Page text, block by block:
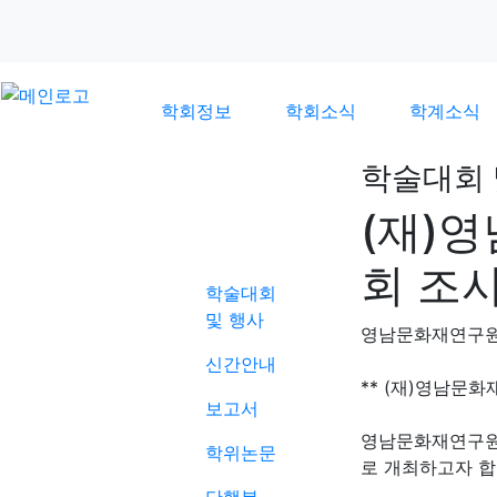
학회정보 학회소식 학계소식
학술대회
및 행사
신간안내
보고서
학위논문
학술대회
(재)영
회 조
영남문화재연구
** (재)영남문화
영남문화재연구
로 개최하고자